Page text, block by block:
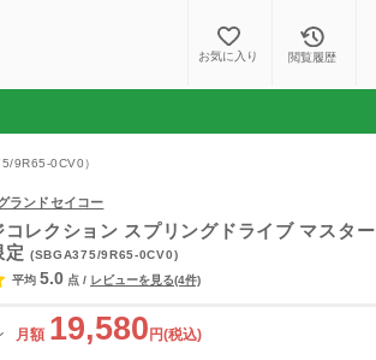
お気に入り 閲覧履歴
9R65-0CV0）
ランドセイコー
コレクション スプリングドライブ マスター
定 (SBGA375/9R65-0CV0)
平均 5.0 点 / レビューを見る(4件)
月額 19,580 円(税込)